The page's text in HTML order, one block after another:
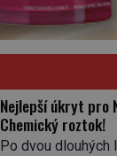
Nejlepší úkryt pro
Chemický roztok!
Po dvou dlouhých